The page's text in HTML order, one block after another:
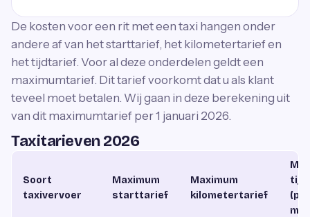
De kosten voor een rit met een taxi hangen onder
andere af van het starttarief, het kilometertarief en
het tijdtarief. Voor al deze onderdelen geldt een
maximumtarief. Dit tarief voorkomt dat u als klant
teveel moet betalen. Wij gaan in deze berekening uit
van dit maximumtarief per 1 januari 2026.
Taxitarieven 2026
Soort
taxivervoer
Maximum
starttarief
Maximum
kilometertarief
(per